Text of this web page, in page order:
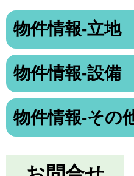
物件情報-立地
物件情報-設備
物件情報-その